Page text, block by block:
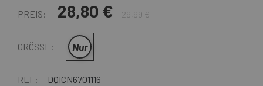
PREIS: 28,80 € 29,99 €
GRÖSSE: Nur
REF: DQICN6701116